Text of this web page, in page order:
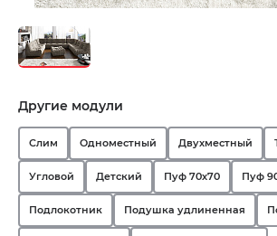
Другие модули
Слим Одноместный Двухместный
Угловой Детский Пуф 70х70 Пуф
Подлокотник Подушка удлиненная